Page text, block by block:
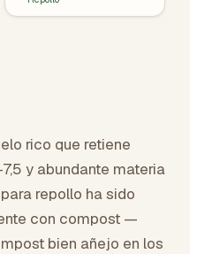
rico que retiene
y abundante materia
repollo ha sido
con compost —
bien añejo en los